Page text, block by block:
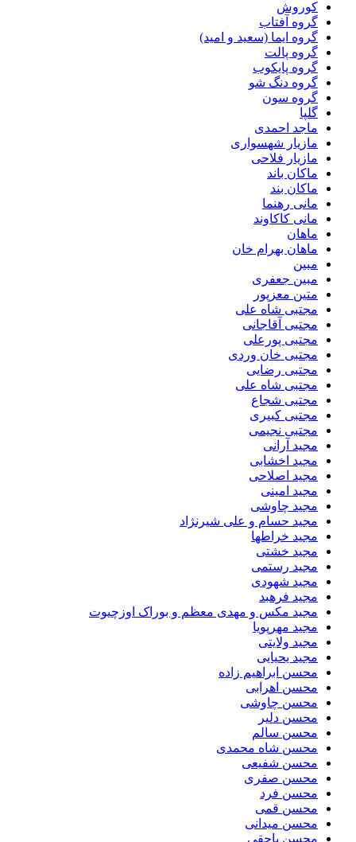
کوروش
گروه آفتاب
گروه ایما (سعید و امید)
گروه پالت
گروه پایکوب
گروه دنگ شو
گروه سون
گلپا
ماجد احمدی
مازیار شهسواری
مازیار فلاحی
ماکان باند
ماکان بند
مانی رهنما
مانی کاکاوند
ماهان
ماهان بهرام خان
مبین
مبین جعفری
متین معزپور
مجتبى شاه على
مجتبی آقاجانی
مجتبی پورعلی
مجتبی خان وردی
مجتبی رضایی
مجتبی شاه علی
مجتبی شجاع
مجتبی کبیری
مجتبی نجیمی
مجید آرانی
مجید اخشابی
مجید اصلاحی
مجید امینی
مجید چاوشی
مجید حسام و علی شیرنژاد
مجید خراطها
مجید خشتی
مجید رستمی
مجید شهودی
مجید فرهبد
مجید مکس و مهدی معظم و بوراک اوزچیوت
مجید مهرپویا
مجید ولایتی
مجید یحیایی
محسن ابراهیم زاده
محسن اهرابی
محسن چاوشی
محسن دلیر
محسن سالم
محسن شاه محمدی
محسن شفیعی
محسن صفری
محسن فرد
محسن قمی
محسن میدانی
محسن یاحقی